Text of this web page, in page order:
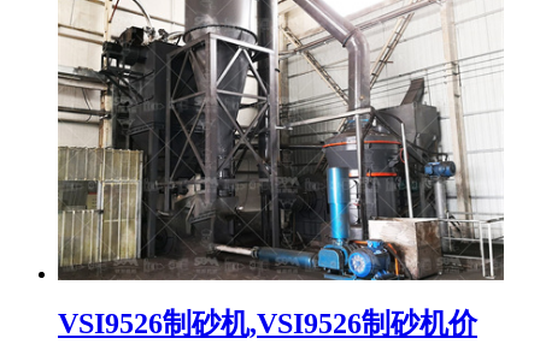
VSI9526制砂机,VSI9526制砂机价